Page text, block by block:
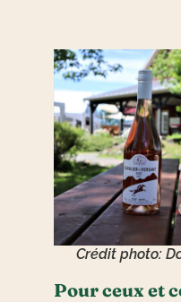
Crédit photo:
Pour ceux et